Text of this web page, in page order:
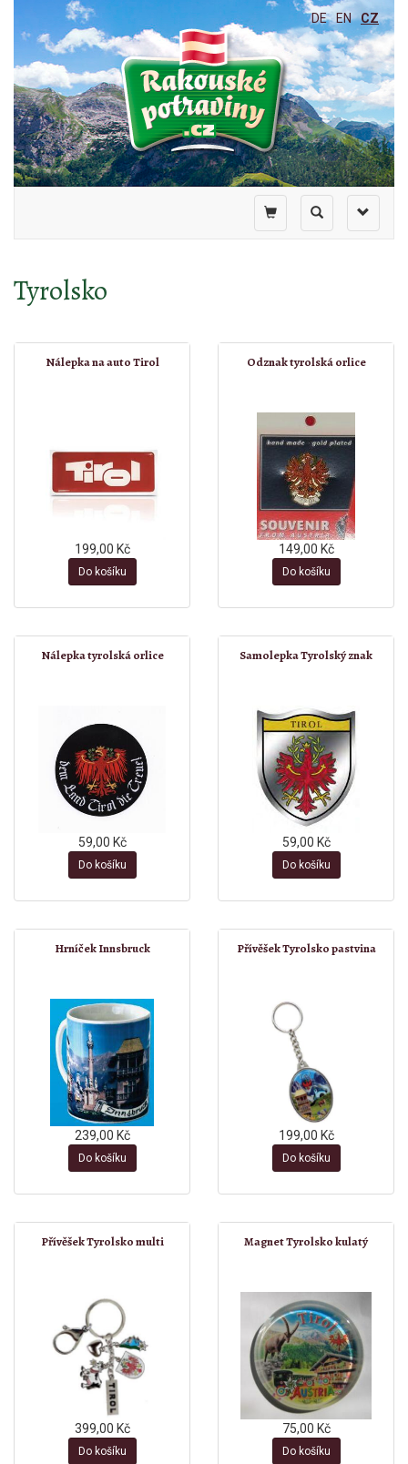
DE EN CZ
Toggle
Toggle
search
Toggle
shopping
Tyrolsko
Nálepka na auto Tirol
199,00 Kč
Do košíku
Odznak tyrolská orlice
149,00 Kč
Do košíku
Nálepka tyrolská orlice
59,00 Kč
Do košíku
Samolepka Tyrolský znak
59,00 Kč
Do košíku
Hrníček Innsbruck
239,00 Kč
Do košíku
Přívěšek Tyrolsko pastvina
199,00 Kč
Do košíku
Přívěšek Tyrolsko multi
399,00 Kč
Do košíku
Magnet Tyrolsko kulatý
75,00 Kč
Do košíku